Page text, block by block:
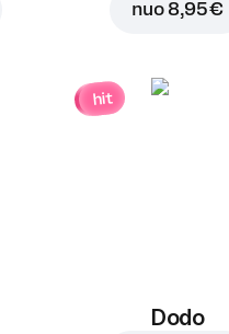
nuo 8,95 €
hit
Dodo